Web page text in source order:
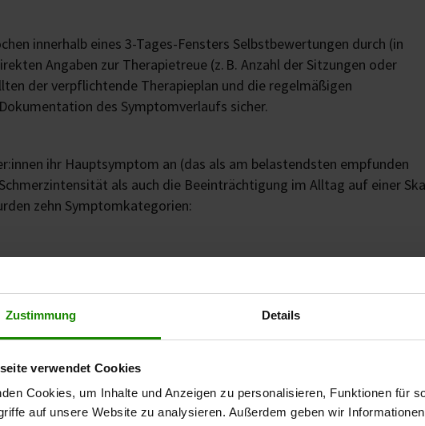
Zustimmung Details
verwendet Cookies
Cookies, um Inhalte und Anzeigen zu personalisieren, Funktionen für
auf unsere Website zu analysieren. Außerdem geben wir
innerhalb eines 3-Tages-Fensters Selbstbewertungen durch (in
Angaben zur Therapietreue (z. B. Anzahl der Sitzungen oder
der verpflichtende Therapieplan und die regelmäßigen
des Symptomverlaufs sicher.
ihr Hauptsymptom an (das als am belastendsten empfunden
als auch die Beeinträchtigung im Alltag auf einer
zehn Symptomkategorien:
beim Gehen
Kribbeln in den Beinen & Füßen